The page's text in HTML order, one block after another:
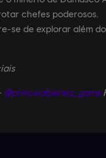
chefes poderosos.
se de explorar além
@princeofpersia_game